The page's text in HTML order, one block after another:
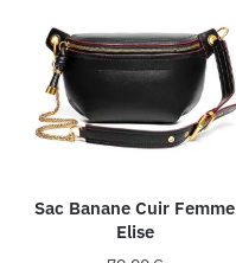
Sac Banane Cuir Femme
Elise